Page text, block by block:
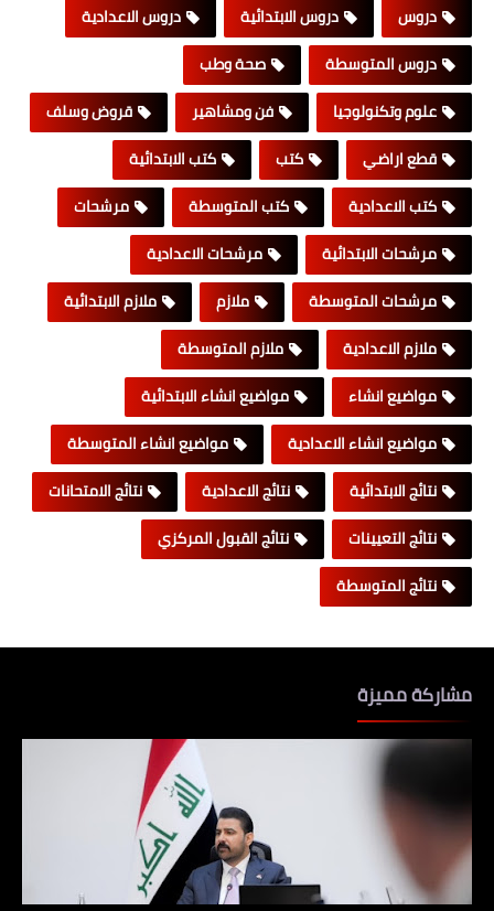
دروس
دروس الابتدائية
دروس الاعدادية
دروس المتوسطة
صحة وطب
علوم وتكنولوجيا
فن ومشاهير
قروض وسلف
قطع اراضي
كتب
كتب الابتدائية
كتب الاعدادية
كتب المتوسطة
مرشحات
مرشحات الابتدائية
مرشحات الاعدادية
مرشحات المتوسطة
ملازم
ملازم الابتدائية
ملازم الاعدادية
ملازم المتوسطة
مواضيع انشاء
مواضيع انشاء الابتدائية
مواضيع انشاء الاعدادية
مواضيع انشاء المتوسطة
نتائج الابتدائية
نتائج الاعدادية
نتائج الامتحانات
نتائج التعيينات
نتائج القبول المركزي
نتائج المتوسطة
مشاركة مميزة